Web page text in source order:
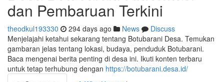
dan Pembaruan Terkini
theodkul193330 294 days ago News
Discuss
Menjelajahi ketahui sekarang tentang Botubarani Desa. Temukan
gambaran jelas tentang lokasi, budaya, penduduk Botubarani.
Baca mengenai berita penting di desa ini. Ikuti konten terbaru
untuk tetap terhubung dengan https://botubarani.desa.id/